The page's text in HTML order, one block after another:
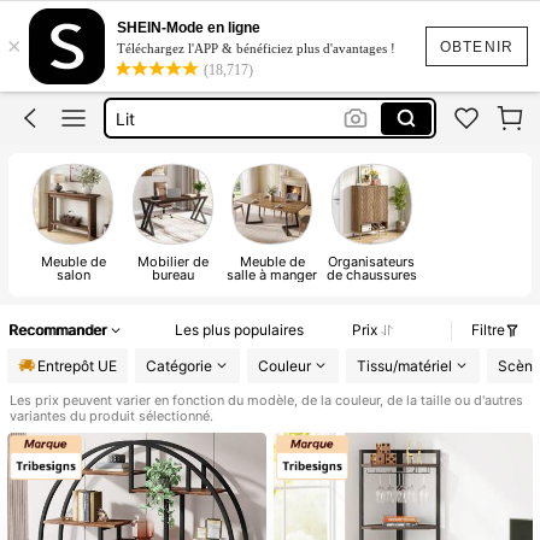
OBTENIR
×
SHEIN-Mode en ligne
Téléchargez l'APP & bénéficiez plus d'avantages !
(18,717)
Coiffeuse
Coiffeuse Avec Miroir
Lit
Table Basse De Salon
Coiffeuse
Meuble de
salon
Mobilier de
bureau
Meuble de
salle à manger
Organisateurs
de chaussures
Recommander Les plus populaires Prix
Filtre
Entrepôt UE
Catégorie Couleur Tissu/matériel
Les prix peuvent varier en fonction du modèle, de la couleur, de la taille ou d'autres
variantes du produit sélectionné.